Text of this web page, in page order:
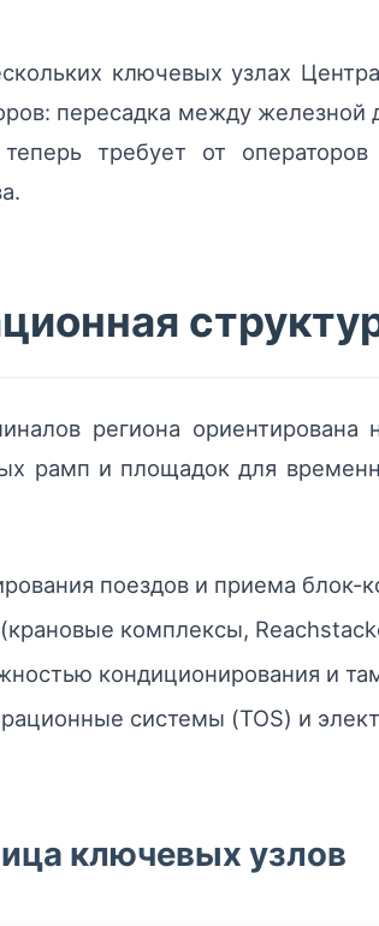
ключевых узлах
пересадка между железной
требует от операторов
региона
рамп и площадок для
поездов и приема блок-
(крановые комплексы,
кондиционирования и
системы (TOS) и
ключевых узлов